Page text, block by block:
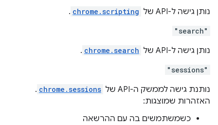
נותן גישה ל-API של chrome.scripting
.
"search"
נותן גישה ל-API של chrome.search
.
"sessions"
נותנת גישה לממשק ה-API של chrome.sessions
.
האזהרות שמוצגות:
כשמשתמשים בה עם ההרשאה